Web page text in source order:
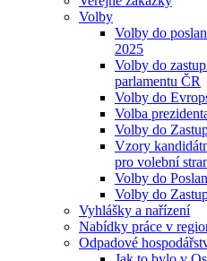
Volby
Volby do
2025
Volby do
parlamentu ČR
Volby do
Volba
Volby do
Vzory
pro volební
Volby do
Volby do
Vyhlášky a nařízení
Nabídky práce v
Odpadové